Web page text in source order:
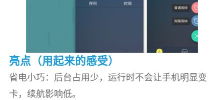
亮点（用起来的感受）
省电小巧：后台占用少，运行时不会让手机明显变
卡，续航影响低。